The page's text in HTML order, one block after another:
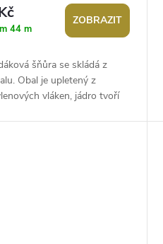
44 m
ZOBRAZIT
šňůra se skládá z
Obal je upletený z
vláken, jádro tvoří